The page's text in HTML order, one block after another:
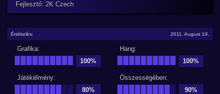
Fejlesztő: 2K Czech
Értékelés: 2011. August 19.
Grafika:
100%
Hang:
100%
Játékélmény:
80%
Összességében:
90%